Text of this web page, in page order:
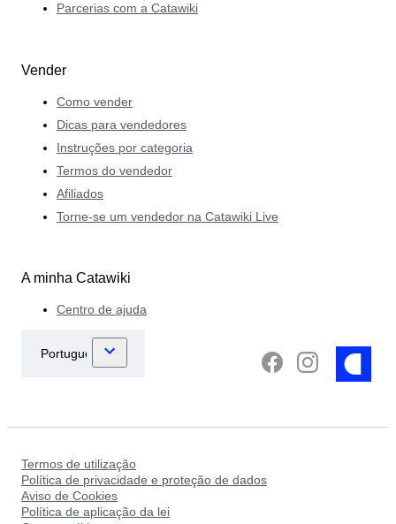
Parcerias com a Catawiki
Vender
Como vender
Dicas para vendedores
Instruções por categoria
Termos do vendedor
Afiliados
Torne-se um vendedor na Catawiki Live
A minha Catawiki
Centro de ajuda
Termos de utilização
Política de privacidade e proteção de dados
Aviso de Cookies
Política de aplicação da lei